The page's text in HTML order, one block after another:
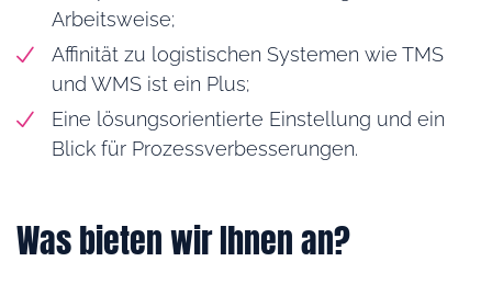
Arbeitsweise;
Affinität zu logistischen Systemen wie TMS
und WMS ist ein Plus;
Eine lösungsorientierte Einstellung und ein
Blick für Prozessverbesserungen.
Was bieten wir Ihnen an?